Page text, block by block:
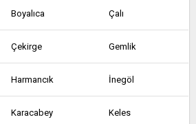
Boyalıca Çalı
Çekirge Gemlik
Harmancık İnegöl
Karacabey Keles